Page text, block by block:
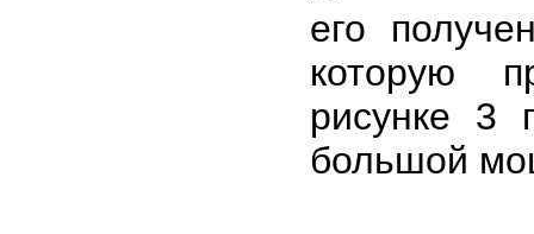
его
которую
рисунке 3
большой